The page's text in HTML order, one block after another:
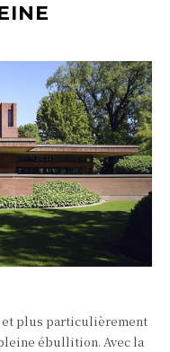
plus particulièrement
ébullition. Avec la